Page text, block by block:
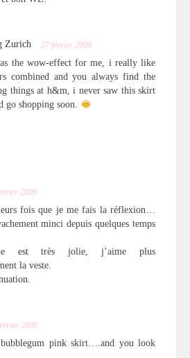
Zurich 27 février 2009
the wow-effect for me, i really like
combined and you always find the
things at h&m, i never saw this skirt
go shopping soon.
2009
fois que je me fais la réflexion…
minci depuis quelques temps
est très jolie, j’aime plus
la veste.
2009
pink skirt….and you look